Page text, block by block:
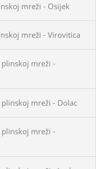
mreži - Osijek
mreži - Virovitica
mreži -
mreži - Dolac
mreži -